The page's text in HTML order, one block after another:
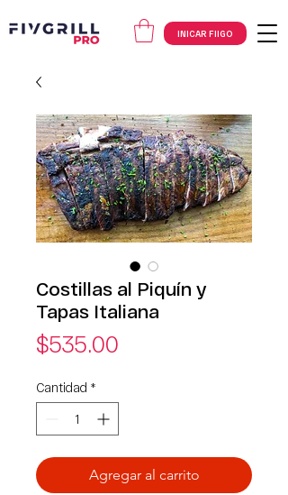
INICAR FIIGO
Costillas al Piquín y
Tapas Italiana
$535.00
Cantidad *
Agregar al carrito